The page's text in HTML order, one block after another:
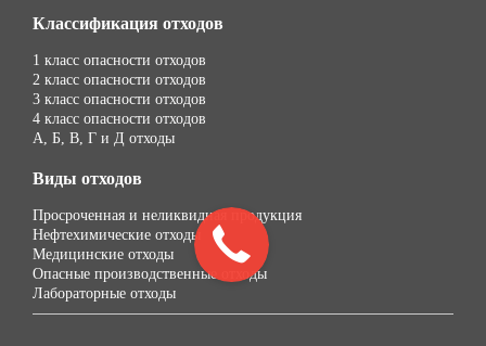
Классификация отходов
1 класс опасности отходов
2 класс опасности отходов
3 класс опасности отходов
4 класс опасности отходов
А, Б, В, Г и Д отходы
Виды отходов
Просроченная и неликвидная продукция
Нефтехимические отходы
Медицинские отходы
Опасные производственные отходы
Лабораторные отходы